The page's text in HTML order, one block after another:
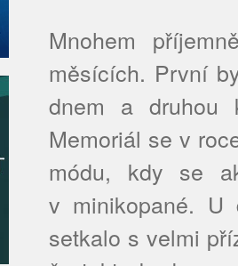
Mnohem
měsících. První
dnem a druhou
Memoriál se v
módu, kdy se
v minikopané. U
setkalo s velmi